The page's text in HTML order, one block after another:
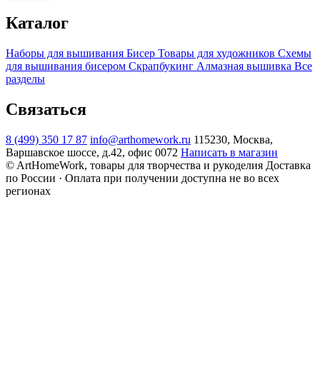
Каталог
Наборы для вышивания Бисер Товары для художников Схемы
для вышивания бисером Скрапбукинг Алмазная вышивка Все
разделы
Связаться
8 (499) 350 17 87 info@arthomework.ru 115230, Москва,
Варшавское шоссе, д.42, офис 0072 Написать в магазин
© ArtHomeWork, товары для творчества и рукоделия Доставка
по России · Оплата при получении доступна не во всех
регионах